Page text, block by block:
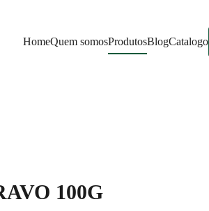
HomeQuem somosProdutosBlogCatalogo
100G